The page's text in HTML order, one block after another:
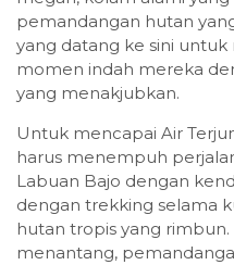
pemandangan hutan
yang datang ke sini
momen indah mereka
yang menakjubkan.
Untuk mencapai Air
harus menempuh
Labuan Bajo dengan
dengan trekking selama
hutan tropis yang
menantang,